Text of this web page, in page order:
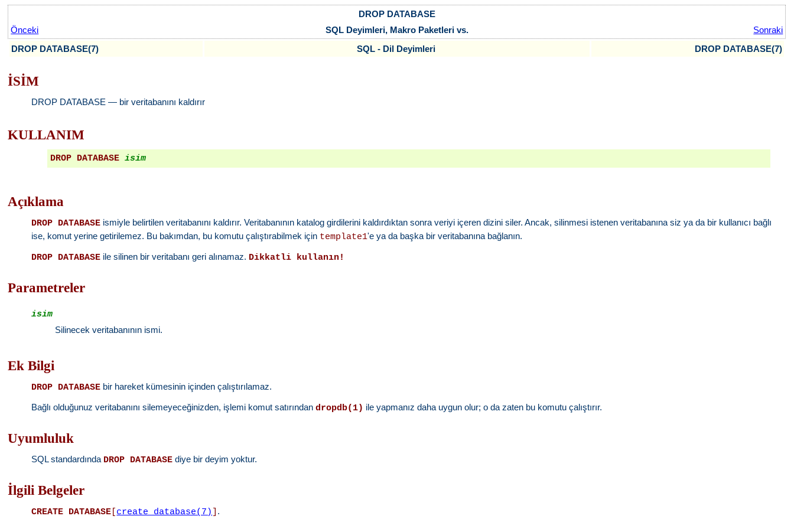
DROP DATABASE
Önceki
SQL Deyimleri, Makro Paketleri vs.
Sonraki
DROP DATABASE(7)
SQL - Dil Deyimleri DROP DATABASE(7)
İSİM
DROP DATABASE — bir veritabanını kaldırır
KULLANIM
DROP DATABASE isim
Açıklama
DROP DATABASE ismiyle belirtilen veritabanını kaldırır. Veritabanının katalog girdilerini kaldırdıktan sonra veriyi içeren dizini siler. Ancak, silinmesi istenen veritabanına siz ya da bir kullanıcı bağlı
ise, komut yerine getirilemez. Bu bakımdan, bu komutu çalıştırabilmek için template1'e ya da başka bir veritabanına bağlanın.
DROP DATABASE ile silinen bir veritabanı geri alınamaz. Dikkatli kullanın!
Parametreler
isim
Silinecek veritabanının ismi.
Ek Bilgi
DROP DATABASE bir hareket kümesinin içinden çalıştırılamaz.
Bağlı olduğunuz veritabanını silemeyeceğinizden, işlemi komut satırındandropdb(1) ile yapmanız daha uygun olur; o da zaten bu komutu çalıştırır.
Uyumluluk
SQL standardında DROP DATABASE diye bir deyim yoktur.
İlgili Belgeler
CREATE DATABASE create_database(7) .